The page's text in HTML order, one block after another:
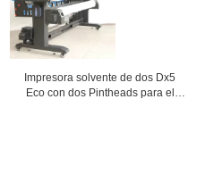
Impresora solvente de dos Dx5
Eco con dos Pintheads para el